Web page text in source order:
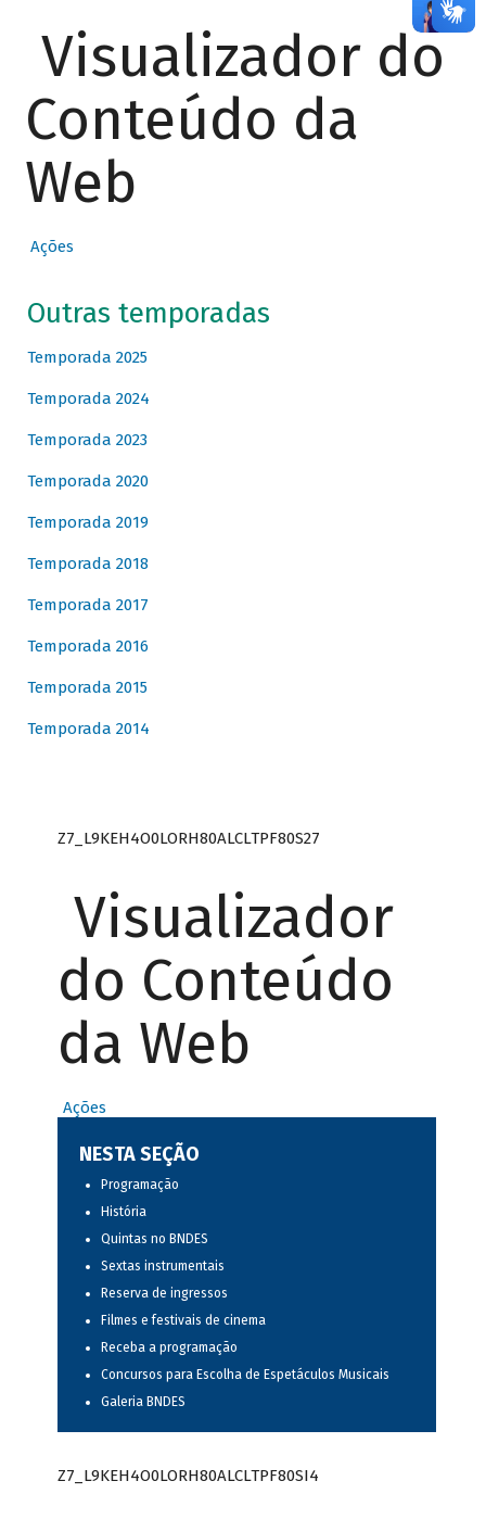
Visualizador do
Conteúdo da
Web
Ações
Outras temporadas
Temporada 2025
Temporada 2024
Temporada 2023
Temporada 2020
Temporada 2019
Temporada 2018
Temporada 2017
Temporada 2016
Temporada 2015
Temporada 2014
Z7_L9KEH4O0LORH80ALCLTPF80S27
Visualizador
do Conteúdo
da Web
Ações
NESTA SEÇÃO
Programação
História
Quintas no BNDES
Sextas instrumentais
Reserva de ingressos
Filmes e festivais de cinema
Receba a programação
Concursos para Escolha de Espetáculos Musicais
Galeria BNDES
Z7_L9KEH4O0LORH80ALCLTPF80SI4